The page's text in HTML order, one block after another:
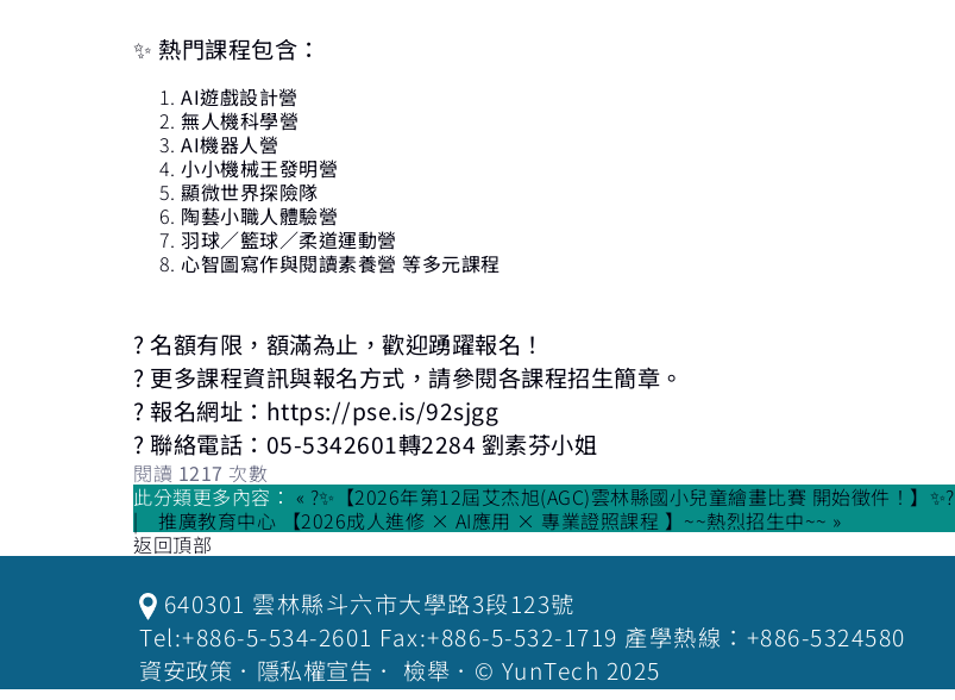
✨ 熱門課程包含：
AI遊戲設計營
無人機科學營
AI機器人營
小小機械王發明營
顯微世界探險隊
陶藝小職人體驗營
羽球／籃球／柔道運動營
心智圖寫作與閱讀素養營 等多元課程
? 名額有限，額滿為止，歡迎踴躍報名！
? 更多課程資訊與報名方式，請參閱各課程招生簡章。
? 報名網址： https://pse.is/92sjgg
? 聯絡電話： 05-5342601轉2284 劉素芬小姐
閱讀 1217 次數
此分類更多內容： « ?✨【2026年第12屆艾杰旭(AGC)雲林縣國小兒童繪畫比賽 開始徵件！】✨?
推廣教育中心 【2026成人進修 × AI應用 × 專業證照課程 】~~熱烈招生中~~ »
返回頂部
640301 雲林縣斗六市大學路3段123號
Tel:+886-5-534-2601 Fax:+886-5-532-1719 產學熱線：+886-5324580
資安政策 ． 隱私權宣告 ． 檢舉 ．© YunTech 2025